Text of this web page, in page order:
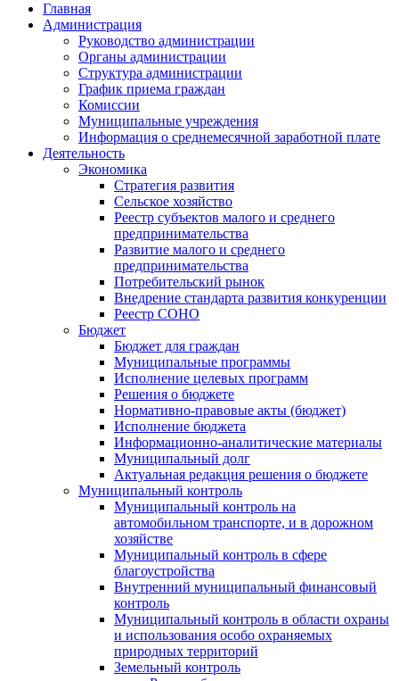
Главная
Администрация
Руководство администрации
Органы администрации
Структура администрации
График приема граждан
Комиссии
Муниципальные учреждения
Информация о среднемесячной заработной плате
Деятельность
Экономика
Стратегия развития
Сельское хозяйство
Реестр субъектов малого и среднего
предпринимательства
Развитие малого и среднего
предпринимательства
Потребительский рынок
Внедрение стандарта развития конкуренции
Реестр СОНО
Бюджет
Бюджет для граждан
Муниципальные программы
Исполнение целевых программ
Решения о бюджете
Нормативно-правовые акты (бюджет)
Исполнение бюджета
Информационно-аналитические материалы
Муниципальный долг
Актуальная редакция решения о бюджете
Муниципальный контроль
Муниципальный контроль на
автомобильном транспорте, и в дорожном
хозяйстве
Муниципальный контроль в сфере
благоустройства
Внутренний муниципальный финансовый
контроль
Муниципальный контроль в области охраны
и использования особо охраняемых
природных территорий
Земельный контроль